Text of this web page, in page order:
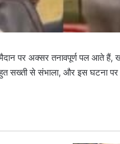
पर अक्सर तनावपूर्ण पल आते हैं,
सख्ती से संभाला, और इस घटना पर